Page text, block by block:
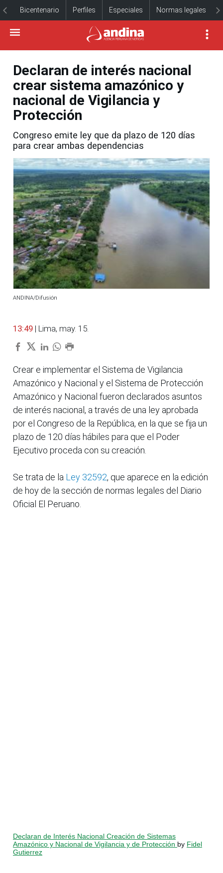
Bicentenario Perfiles Especiales Normas legales
Declaran de interés nacional
crear sistema amazónico y
nacional de Vigilancia y
Protección
Congreso emite ley que da plazo de 120 días
para crear ambas dependencias
ANDINA/Difusión
13:49 | Lima, may. 15.
Crear e implementar el Sistema de Vigilancia
Amazónico y Nacional y el Sistema de Protección
Amazónico y Nacional fueron declarados asuntos
de interés nacional, a través de una ley aprobada
por el Congreso de la República, en la que se fija un
plazo de 120 días hábiles para que el Poder
Ejecutivo proceda con su creación.
Se trata de la Ley 32592, que aparece en la edición
de hoy de la sección de normas legales del Diario
Oficial El Peruano.
Declaran de Interés Nacional Creación de Sistemas
Amazónico y Nacional de Vigilancia y de Protección by Fidel
Gutierrez